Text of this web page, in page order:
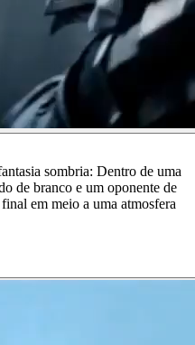
sombria: Dentro de uma
de branco e um oponente de
em meio a uma atmosfera